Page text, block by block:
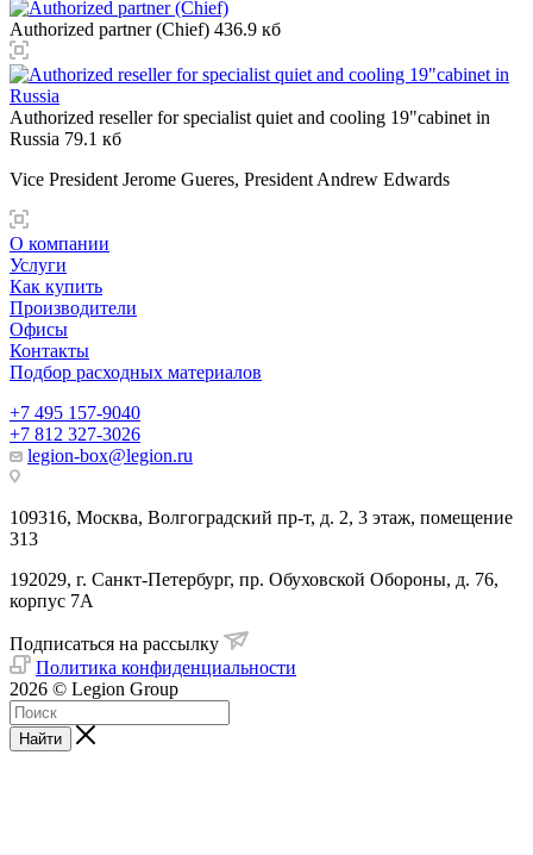
Authorized partner (Chief) 436.9 кб
Authorized reseller for specialist quiet and cooling 19"cabinet in
Russia 79.1 кб
Vice President Jerome Gueres, President Andrew Edwards
О компании
Услуги
Как купить
Производители
Офисы
Контакты
Подбор расходных материалов
+7 495 157-9040
+7 812 327-3026
legion-box@legion.ru
109316, Москва, Волгоградский пр-т, д. 2, 3 этаж, помещение
313
192029, г. Санкт-Петербург, пр. Обуховской Обороны, д. 76,
корпус 7А
Подписаться на рассылку
Политика конфиденциальности
2026 © Legion Group
Найти